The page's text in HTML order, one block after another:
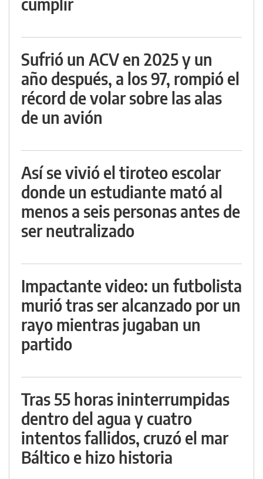
Sufrió un ACV en 2025 y un
año después, a los 97, rompió el
récord de volar sobre las alas
de un avión
Así se vivió el tiroteo escolar
donde un estudiante mató al
menos a seis personas antes de
ser neutralizado
Impactante video: un futbolista
murió tras ser alcanzado por un
rayo mientras jugaban un
partido
Tras 55 horas ininterrumpidas
dentro del agua y cuatro
intentos fallidos, cruzó el mar
Báltico e hizo historia